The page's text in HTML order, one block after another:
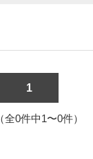
1
全0件中1〜0件）